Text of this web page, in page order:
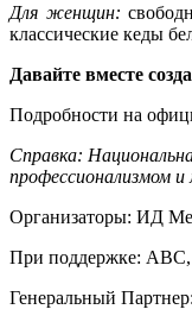
Для женщин:
классические кеды
Давайте вместе
Подробности на
Справка:
профессионализмом
Организаторы: ИД
При поддержке:
Генеральный Партнер: